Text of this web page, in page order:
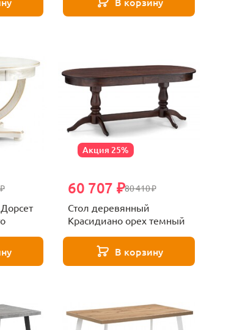
Акция 25%
80 410 ₽
60 707 ₽
Стол деревянный
Красидиано орех темный
В корзину